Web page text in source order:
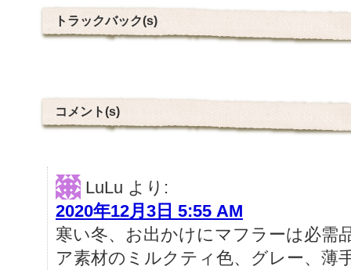
トラックバック(s)
コメント(s)
LuLu より:
2020年12月3日 5:55 AM
寒い冬、お出かけにマフラーは必需
ア素材のミルクティ色、グレー、薄